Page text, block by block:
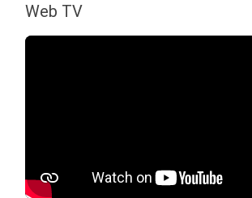
Web TV